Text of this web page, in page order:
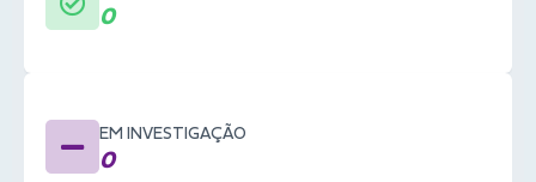
0
EM INVESTIGAÇÃO
0